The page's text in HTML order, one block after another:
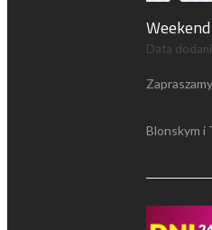
Data
Blonskym i